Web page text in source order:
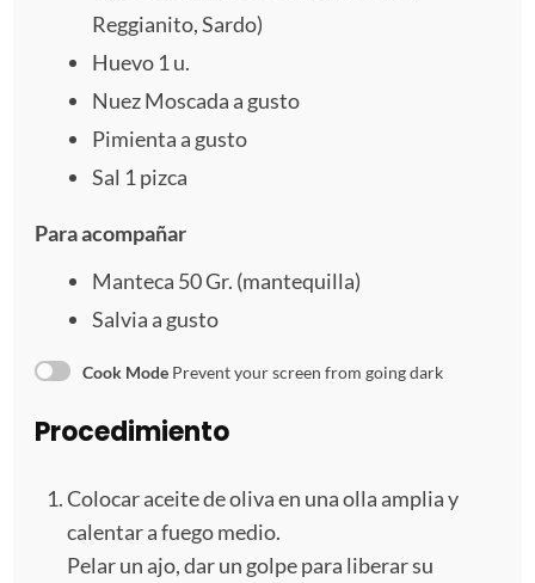
Reggianito, Sardo)
Huevo 1 u.
Nuez Moscada a gusto
Pimienta a gusto
Sal 1 pizca
Para acompañar
Manteca 50Gr. (mantequilla)
Salvia a gusto
Cook Mode Prevent your screen from going dark
Procedimiento
Colocar aceite de oliva en una olla amplia y
calentar a fuego medio.
Pelar un ajo, dar un golpe para liberar su